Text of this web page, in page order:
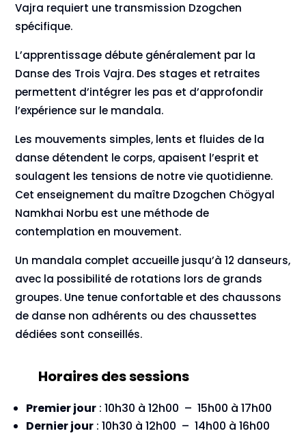
Vajra requiert une transmission Dzogchen
spécifique.
L’apprentissage débute généralement par la
Danse des Trois Vajra. Des stages et retraites
permettent d’intégrer les pas et d’approfondir
l’expérience sur le mandala.
Les mouvements simples, lents et fluides de la
danse détendent le corps, apaisent l’esprit et
soulagent les tensions de notre vie quotidienne.
Cet enseignement du maître Dzogchen Chögyal
Namkhai Norbu est une méthode de
contemplation en mouvement.
Un mandala complet accueille jusqu’à 12 danseurs,
avec la possibilité de rotations lors de grands
groupes. Une tenue confortable et des chaussons
de danse non adhérents ou des chaussettes
dédiées sont conseillés.
Horaires des sessions
Premier jour: 10h30 à 12h00 – 15h00 à 17h00
Dernier jour: 10h30 à 12h00 – 14h00 à 16h00